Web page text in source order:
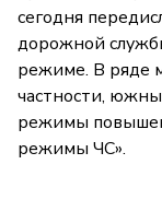
сегодня
дорожной
режиме. В ряде
частности,
режимы
режимы ЧС».